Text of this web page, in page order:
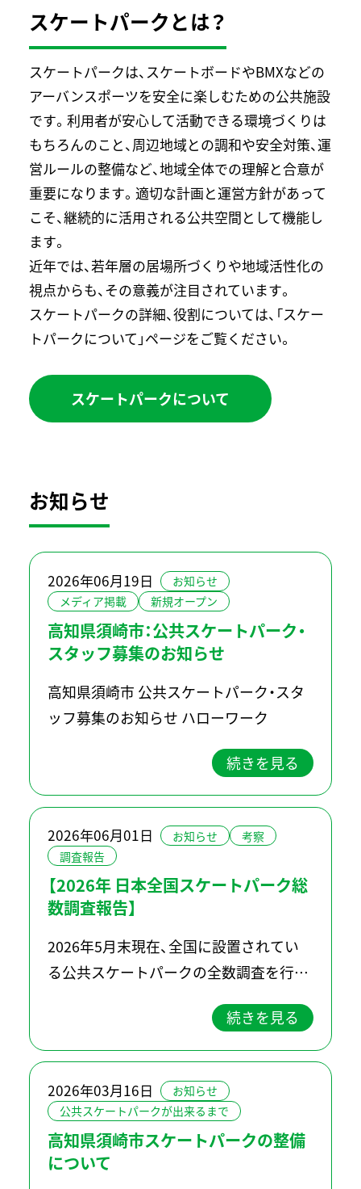
スケートパークとは？
スケートパークは、スケートボードやBMXなどの
アーバンスポーツを安全に楽しむための公共施設
です。利用者が安心して活動できる環境づくりは
もちろんのこと、周辺地域との調和や安全対策、運
営ルールの整備など、地域全体での理解と合意が
重要になります。適切な計画と運営方針があって
こそ、継続的に活用される公共空間として機能し
ます。
近年では、若年層の居場所づくりや地域活性化の
視点からも、その意義が注目されています。
スケートパークの詳細、役割については、「スケー
トパークについて」ページをご覧ください。
スケートパークについて
お知らせ
2026年06月19日
お知らせ
メディア掲載
新規オープン
高知県須崎市：公共スケートパーク・
スタッフ募集のお知らせ
高知県須崎市 公共スケートパーク・スタ
ッフ募集のお知らせ ハローワーク
続きを見る
2026年06月01日 お知らせ
考察
調査報告
【2026年 日本全国スケートパーク総
数調査報告】
2026年5月末現在、全国に設置されてい
る公共スケートパークの全数調査を行い
と今後の展望を付記しました。 [ 調査結
果 ] 日本全国の公共スケートパーク総数
557施設 利用可能 […]
続きを見る
2026年03月16日
お知らせ
公共スケートパークが出来るまで
高知県須崎市スケートパークの整備
について